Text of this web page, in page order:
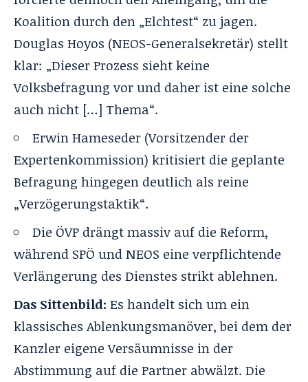
Koalition durch den „Elchtest“ zu jagen.
Douglas Hoyos (NEOS-Generalsekretär) stellt
klar: „Dieser Prozess sieht keine
Volksbefragung vor und daher ist eine solche
auch nicht […] Thema“.
Erwin Hameseder (Vorsitzender der
Expertenkommission) kritisiert die geplante
Befragung hingegen deutlich als reine
„Verzögerungstaktik“.
Die ÖVP drängt massiv auf die Reform,
während SPÖ und NEOS eine verpflichtende
Verlängerung des Dienstes strikt ablehnen.
Das Sittenbild: Es handelt sich um ein
klassisches Ablenkungsmanöver, bei dem der
Kanzler eigene Versäumnisse in der
Abstimmung auf die Partner abwälzt. Die